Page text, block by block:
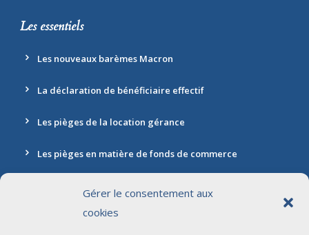
Gérer le consentement aux
cookies
Les essentiels
Les nouveaux barèmes Macron
La déclaration de bénéficiaire effectif
Les pièges de la location gérance
Les pièges en matière de fonds de commerce